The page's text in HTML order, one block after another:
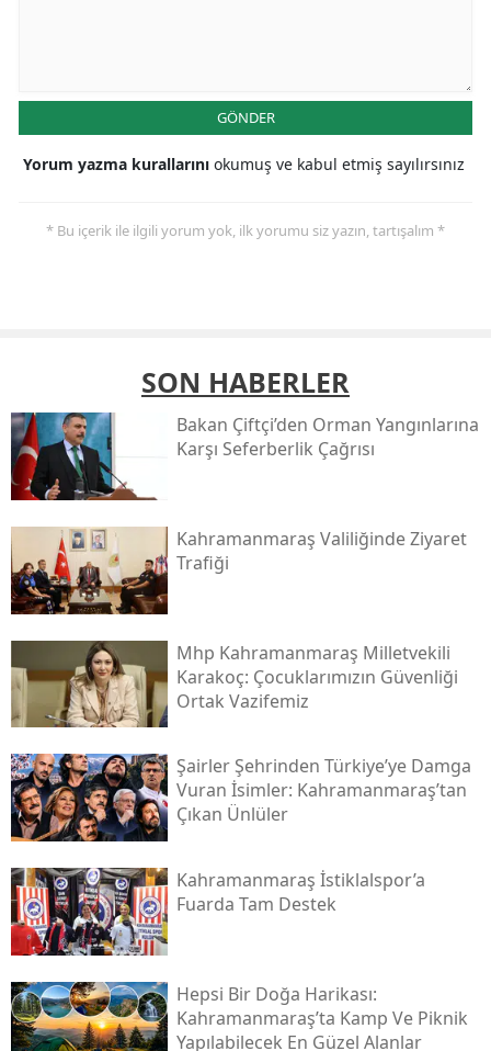
GÖNDER
Yorum yazma kurallarını okumuş ve kabul etmiş sayılırsınız
* Bu içerik ile ilgili yorum yok, ilk yorumu siz yazın, tartışalım *
SON HABERLER
Bakan Çiftçi’den Orman Yangınlarına
Karşı Seferberlik Çağrısı
Kahramanmaraş Valiliğinde Ziyaret
Trafiği
Mhp Kahramanmaraş Milletvekili
Karakoç: Çocuklarımızın Güvenliği
Ortak Vazifemiz
Şairler Şehrinden Türkiye’ye Damga
Vuran İsimler: Kahramanmaraş’tan
Çıkan Ünlüler
Kahramanmaraş İstiklalspor’a
Fuarda Tam Destek
Hepsi Bir Doğa Harikası:
Kahramanmaraş’ta Kamp Ve Piknik
Yapılabilecek En Güzel Alanlar